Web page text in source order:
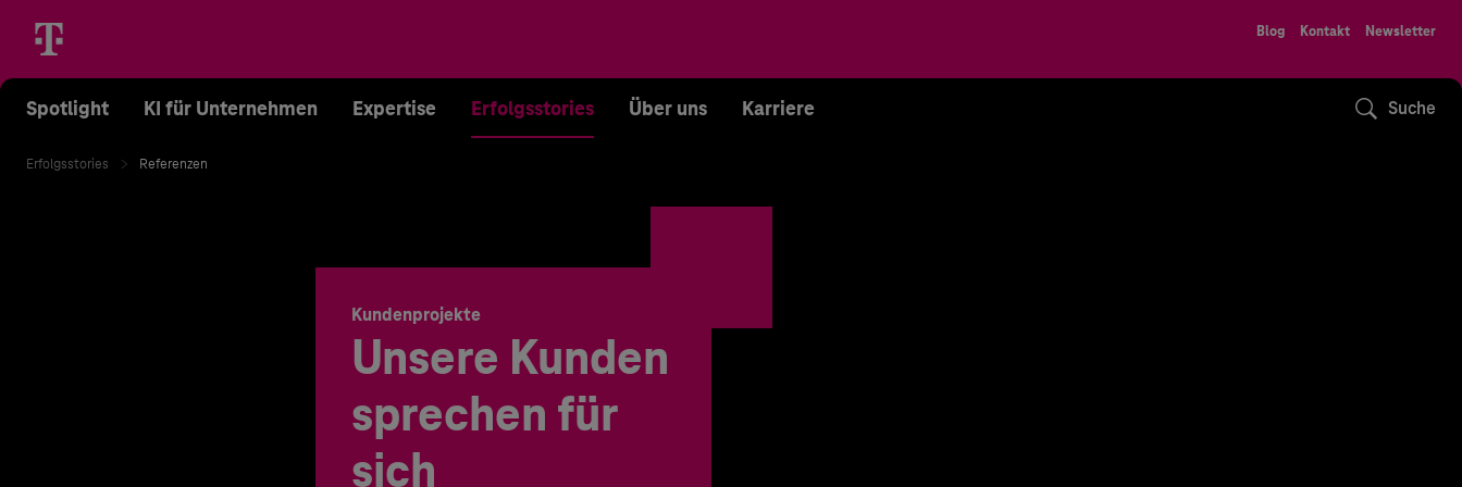
Blog Kontakt Newsletter
Spotlight KI für Unternehmen Expertise Erfolgsstories Über uns Karriere Suche
Erfolgsstories Referenzen
Kundenprojekte
Unsere Kunden
sprechen für
sich